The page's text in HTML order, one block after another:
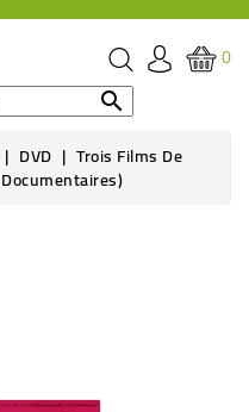
0

DVD Trois Films De